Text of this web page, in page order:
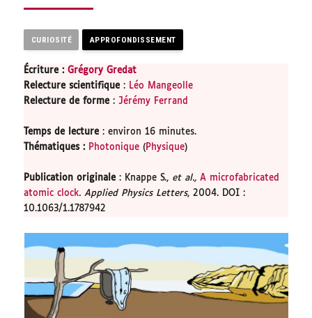
CURIOSITÉ APPROFONDISSEMENT
Écriture :Grégory Gredat
Relecture scientifique: Léo Mangeolle
Relecture de forme:Jérémy Ferrand
Temps de lecture: environ 16 minutes.
Thématiques: Photonique ( Physique)
Publication originale: Knappe S., et al.,A microfabricated
atomic clock. Applied Physics Letters, 2004. DOI :
10.1063/1.1787942